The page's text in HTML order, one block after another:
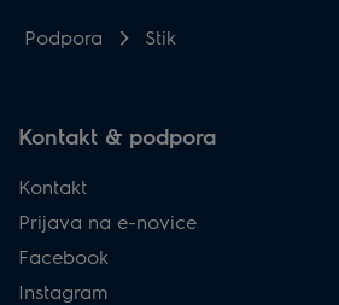
Podpora Stik
Kontakt & podpora
Kontakt
Prijava na e-novice
Facebook
Instagram